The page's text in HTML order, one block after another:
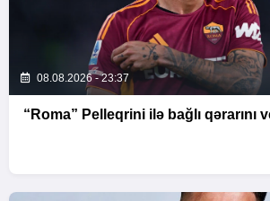
08.08.2026 - 23:37
“Roma” Pelleqrini ilə bağlı qərarını